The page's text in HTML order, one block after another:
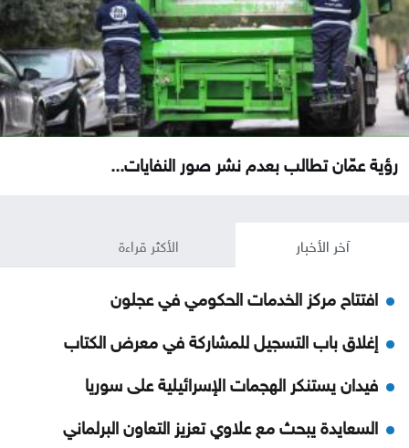
رؤية عمّان تطالب بعدم نشر صور النفايات...
آخر الأخبار الأكثر قراءة
افتتاح مركز الخدمات الحكومي في عجلون
إغلاق باب التسجيل للمشاركة في معرض الكتاب
فيدان يستنكر الهجمات الإسرائيلية على سوريا
السعايدة يبحث مع علاوي تعزيز التعاون البرلماني